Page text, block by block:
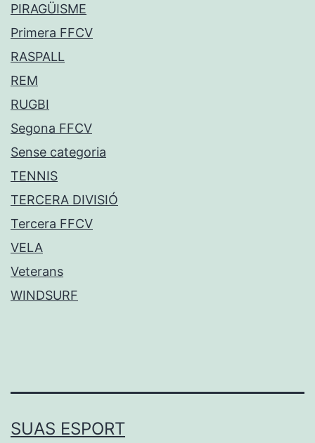
PIRAGÜISME
Primera FFCV
RASPALL
REM
RUGBI
Segona FFCV
Sense categoria
TENNIS
TERCERA DIVISIÓ
Tercera FFCV
VELA
Veterans
WINDSURF
SUAS ESPORT